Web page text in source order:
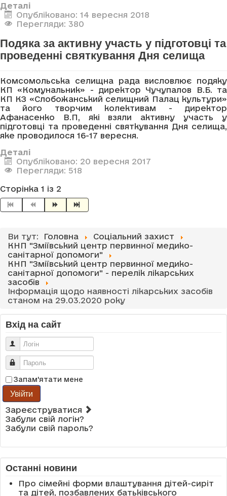
Деталі
Опубліковано: 14 вересня 2018
Перегляди: 380
Подяка за активну участь у підготовці та
проведенні святкування Дня селища
Комсомольська селищна рада висловлює подяку
КП «Комунальник» - директор Чучупалов В.Б. та
КП КЗ «Слобожанський селищний Палац культури»
та його творчим колективам - директор
Афанасенко В.П, які взяли активну участь у
підготовці та проведенні святкування Дня селища,
яке проводилося 16-17 вересня.
Деталі
Опубліковано: 20 вересня 2017
Перегляди: 518
Сторінка 1 із 2
Ви тут: Головна
Соціальний захист
КНП "Зміївський центр первинної медико-
санітарної допомоги"
КНП "Зміївський центр первинної медико-
санітарної допомоги" - перелік лікарських
засобів
Інформація щодо наявності лікарських засобів
станом на 29.03.2020 року
Вхід на сайт
Логін
Пароль
Запам'ятати мене
Увійти
Зареєструватися
Забули свій логін?
Забули свій пароль?
Останні новини
Про сімейні форми влаштування дітей-сиріт
та дітей, позбавлених батьківського